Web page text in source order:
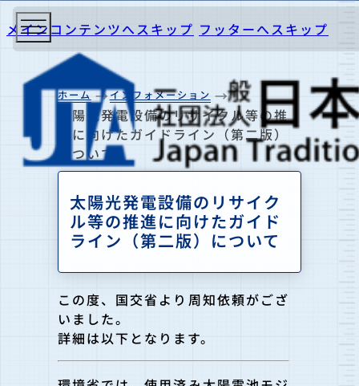
メインコンテンツへスキップ フッターへスキップ
ホーム インフォメーション
太陽光発電設備のリサイクル等の推
進に向けたガイドライン（第二版）
について
太陽光発電設備のリサイク
ル等の推進に向けたガイド
ライン（第二版）について
この度、国交省より周知依頼がござ
いました。
詳細は以下となります。